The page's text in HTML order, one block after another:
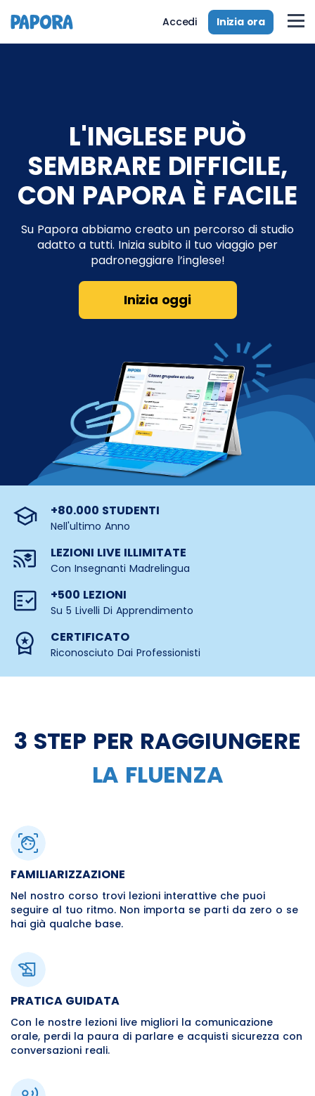
Accedi Inizia ora
L'INGLESE PUÒ
SEMBRARE DIFFICILE,
CON PAPORA È FACILE
Su Papora abbiamo creato un percorso di studio
adatto a tutti. Inizia subito il tuo viaggio per
padroneggiare l’inglese!
Inizia oggi
+80.000 STUDENTI
Nell'ultimo Anno
LEZIONI LIVE ILLIMITATE
Con Insegnanti Madrelingua
+500 LEZIONI
Su 5 Livelli Di Apprendimento
CERTIFICATO
Riconosciuto Dai Professionisti
3 STEP PER RAGGIUNGERE
LA FLUENZA
FAMILIARIZZAZIONE
Nel nostro corso trovi lezioni interattive che puoi
seguire al tuo ritmo. Non importa se parti da zero o se
hai già qualche base.
PRATICA GUIDATA
Con le nostre lezioni live migliori la comunicazione
orale, perdi la paura di parlare e acquisti sicurezza con
conversazioni reali.